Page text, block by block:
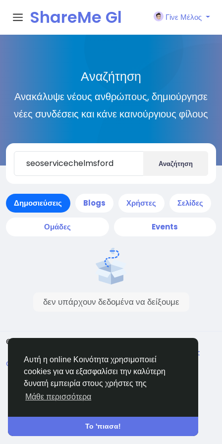
Αυτή η online Κοινότητα χρησιμοποιεί
cookies για να εξασφαλίσει την καλύτερη
δυνατή εμπειρία στους χρήστες της
Μάθε περισσότερα
Το 'πιασα!
ShareMe Gl
Γίνε Μέλος
Αναζήτηση
Ανακάλυψε νέους ανθρώπους, δημιούργησε
νέες συνδέσεις και κάνε καινούργιους φίλους
Αναζήτηση
Δημοσιεύσεις Blogs Χρήστες Σελίδες
Ομάδες Events
δεν υπάρχουν δεδομένα να δείξουμε
© 2026 ShareMe Global
Support
Center
Κατάλογος